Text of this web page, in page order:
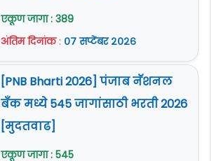
एकूण जागा : 389
अंतिम दिनांक: ०७ सप्टेंबर २०२६
[PNB Bharti 2026] पंजाब नॅशनल
बँक मध्ये 545 जागांसाठी भरती 2026
[मुदतवाढ]
एकूण जागा : 545